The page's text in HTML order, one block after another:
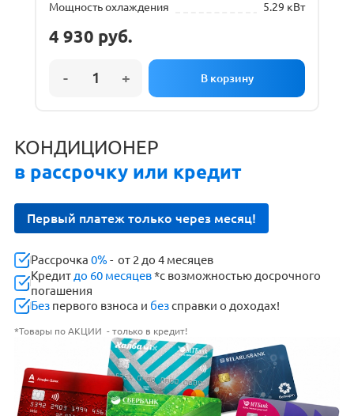
Мощность охлаждения
5.29 кВт
4 930 руб.
КОНДИЦИОНЕР
в рассрочку или кредит
Первый платеж только через месяц!
Рассрочка0% - от 2 до 4 месяцев
Кредит до 60 месяцев*с возможностью досрочного
погашения
Без первого взноса и безсправки о доходах!
*Товары по АКЦИИ - только в кредит!